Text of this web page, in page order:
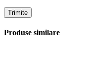
Produse similare